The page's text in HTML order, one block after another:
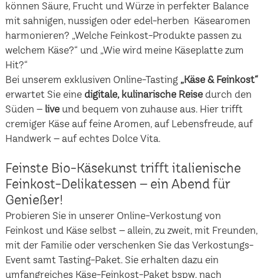
können Säure, Frucht und Würze in perfekter Balance
mit sahnigen, nussigen oder edel-herben Käsearomen
harmonieren? „Welche Feinkost-Produkte passen zu
welchem Käse?“ und „Wie wird meine Käseplatte zum
Hit?“
Bei unserem exklusiven Online-Tasting „Käse & Feinkost“
erwartet Sie eine digitale, kulinarische Reisedurch den
Süden – live und bequem von zuhause aus. Hier trifft
cremiger Käse auf feine Aromen, auf Lebensfreude, auf
Handwerk – auf echtes Dolce Vita.
Feinste Bio-Käsekunst trifft italienische
Feinkost-Delikatessen – ein Abend für
Genießer!
Probieren Sie in unserer Online-Verkostung von
Feinkost und Käse selbst – allein, zu zweit, mit Freunden,
mit der Familie oder verschenken Sie das Verkostungs-
Event samt Tasting-Paket. Sie erhalten dazu ein
umfangreiches Käse-Feinkost-Paket bspw. nach